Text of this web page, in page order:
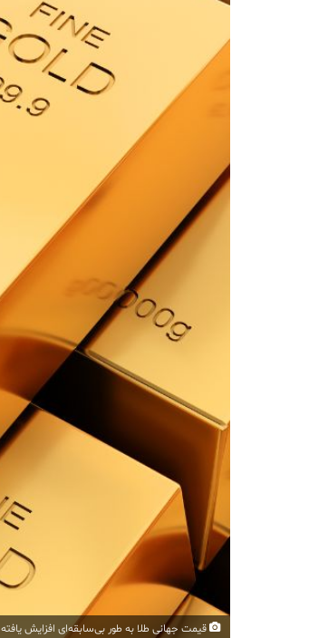
قیمت جهانی طلا به طور بی‌سابقه‌ای افزایش یافته